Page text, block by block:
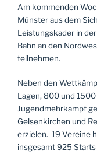
Am kommenden
Münster aus dem
Leistungskader in
Bahn an den
teilnehmen.
Neben den
Lagen, 800 und
Jugendmehrkampf
Gelsenkirchen und
erzielen. 19 Vereine
insgesamt 925